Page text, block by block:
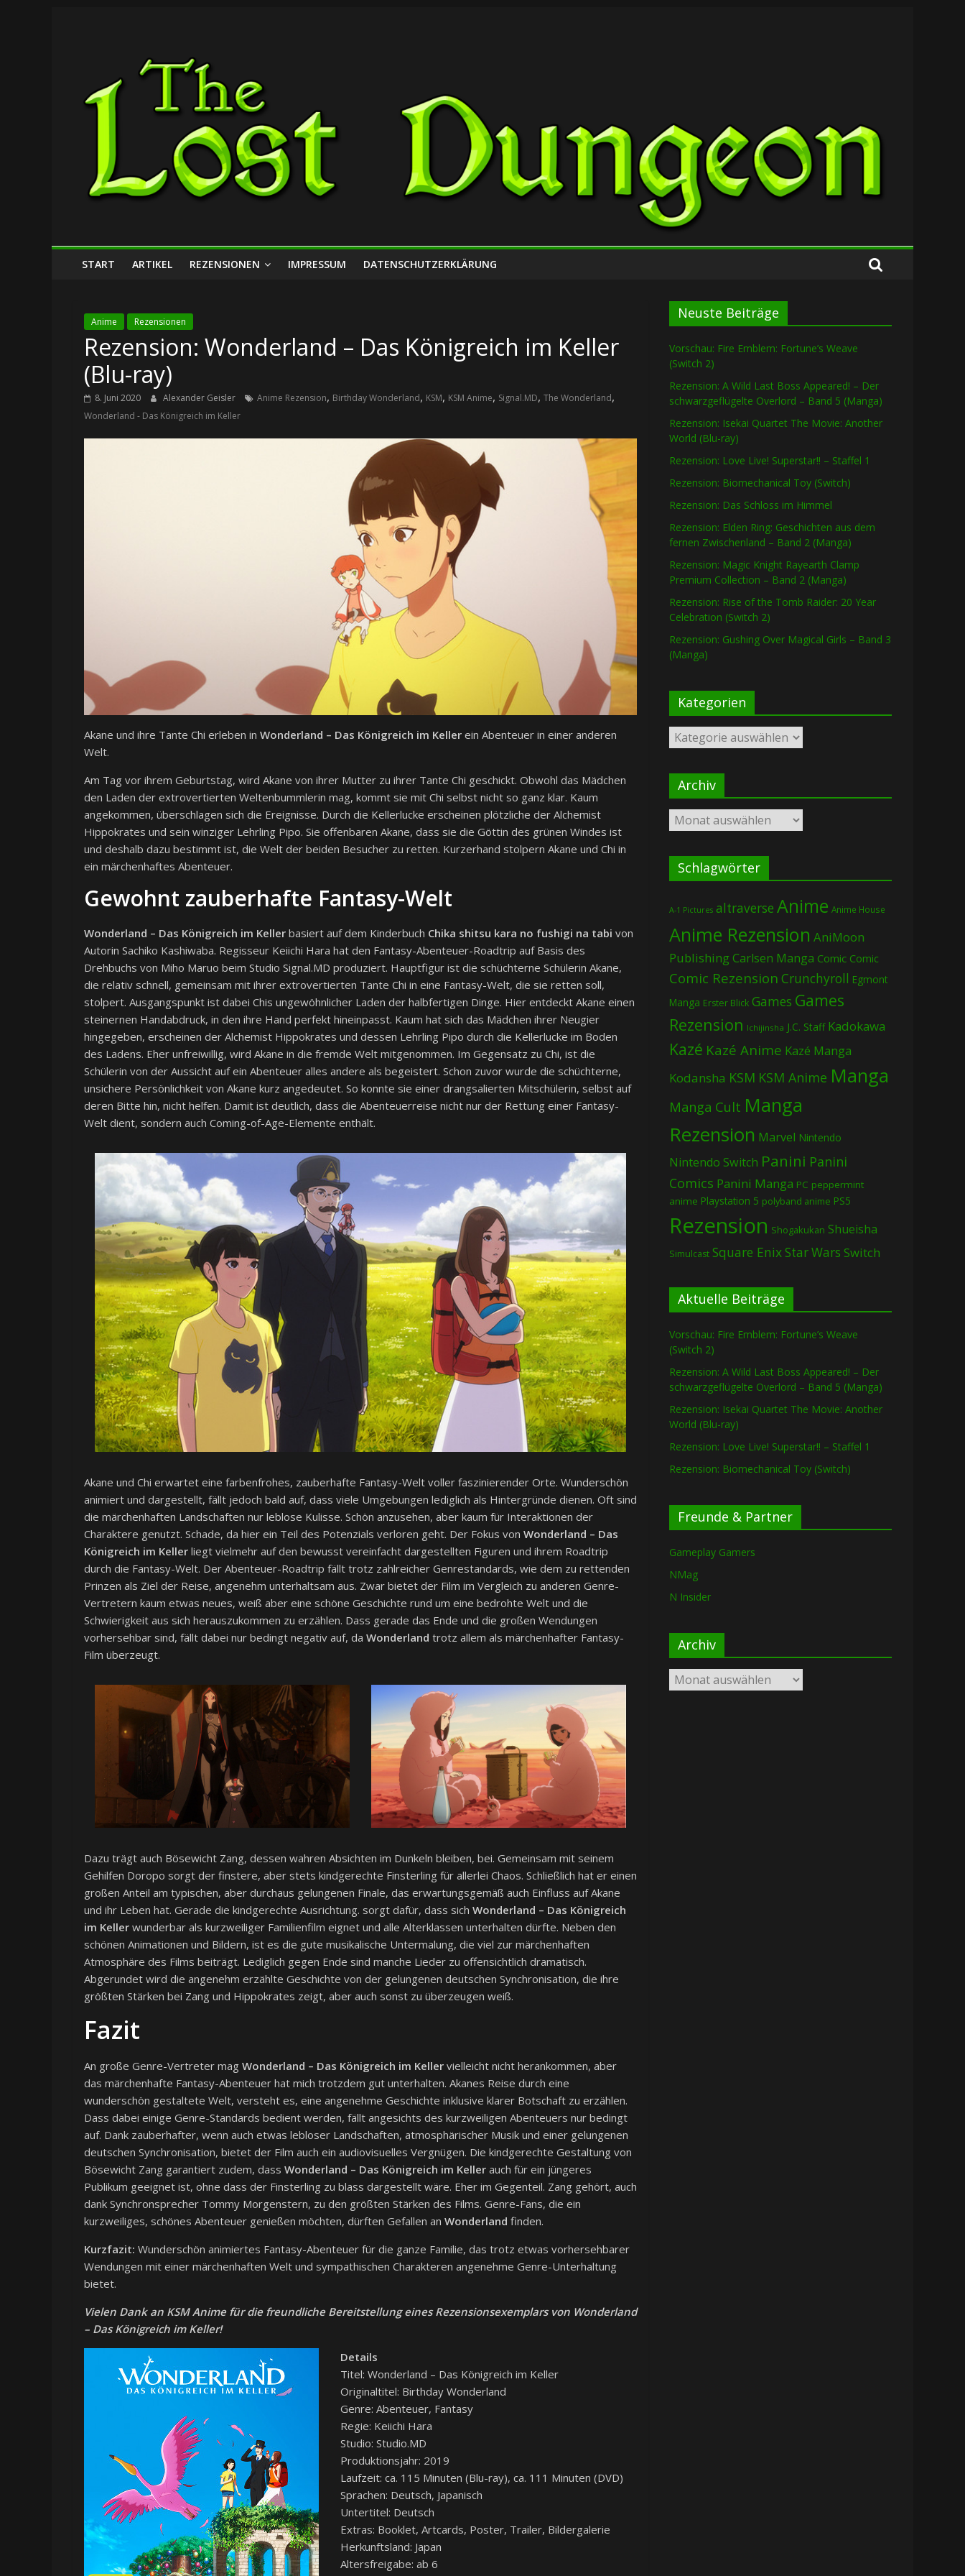
Lost
Dungeon
START ARTIKEL REZENSIONEN IMPRESSUM DATENSCHUTZERKLÄRUNG
Anime Rezensionen
Rezension: Wonderland – Das Königreich im Keller
(Blu-ray)
8. Juni 2020 Alexander Geisler Anime Rezension, Birthday Wonderland, KSM, KSM Anime, Signal.MD, The Wonderland,
Wonderland - Das Königreich im Keller
Akane und ihre Tante Chi erleben in Wonderland – Das Königreich im Keller ein Abenteuer in einer anderen
Welt.
Am Tag vor ihrem Geburtstag, wird Akane von ihrer Mutter zu ihrer Tante Chi geschickt. Obwohl das Mädchen
den Laden der extrovertierten Weltenbummlerin mag, kommt sie mit Chi selbst nicht so ganz klar. Kaum
angekommen, überschlagen sich die Ereignisse. Durch die Kellerlucke erscheinen plötzliche der Alchemist
Hippokrates und sein winziger Lehrling Pipo. Sie offenbaren Akane, dass sie die Göttin des grünen Windes ist
und deshalb dazu bestimmt ist, die Welt der beiden Besucher zu retten. Kurzerhand stolpern Akane und Chi in
ein märchenhaftes Abenteuer.
Gewohnt zauberhafte Fantasy-Welt
Wonderland – Das Königreich im Keller basiert auf dem Kinderbuch Chika shitsu kara no fushigi na tabi von
Autorin Sachiko Kashiwaba. Regisseur Keiichi Hara hat den Fantasy-Abenteuer-Roadtrip auf Basis des
Drehbuchs von Miho Maruo beim Studio Signal.MD produziert. Hauptfigur ist die schüchterne Schülerin Akane,
die relativ schnell, gemeinsam mit ihrer extrovertierten Tante Chi in eine Fantasy-Welt, die sie retten soll,
stolpert. Ausgangspunkt ist dabei Chis ungewöhnlicher Laden der halbfertigen Dinge. Hier entdeckt Akane einen
steinernen Handabdruck, in den ihre Hand perfekt hineinpasst. Kaum hat sich das Mädchen ihrer Neugier
hingegeben, erscheinen der Alchemist Hippokrates und dessen Lehrling Pipo durch die Kellerlucke im Boden
des Ladens. Eher unfreiwillig, wird Akane in die fremde Welt mitgenommen. Im Gegensatz zu Chi, ist die
Schülerin von der Aussicht auf ein Abenteuer alles andere als begeistert. Schon zuvor wurde die schüchterne,
unsichere Persönlichkeit von Akane kurz angedeutet. So konnte sie einer drangsalierten Mitschülerin, selbst auf
deren Bitte hin, nicht helfen. Damit ist deutlich, dass die Abenteuerreise nicht nur der Rettung einer Fantasy-
Welt dient, sondern auch Coming-of-Age-Elemente enthält.
Akane und Chi erwartet eine farbenfrohes, zauberhafte Fantasy-Welt voller faszinierender Orte. Wunderschön
animiert und dargestellt, fällt jedoch bald auf, dass viele Umgebungen lediglich als Hintergründe dienen. Oft sind
die märchenhaften Landschaften nur leblose Kulisse. Schön anzusehen, aber kaum für Interaktionen der
Charaktere genutzt. Schade, da hier ein Teil des Potenzials verloren geht. Der Fokus von Wonderland – Das
Königreich im Keller liegt vielmehr auf den bewusst vereinfacht dargestellten Figuren und ihrem Roadtrip
durch die Fantasy-Welt. Der Abenteuer-Roadtrip fällt trotz zahlreicher Genrestandards, wie dem zu rettenden
Prinzen als Ziel der Reise, angenehm unterhaltsam aus. Zwar bietet der Film im Vergleich zu anderen Genre-
Vertretern kaum etwas neues, weiß aber eine schöne Geschichte rund um eine bedrohte Welt und die
Schwierigkeit aus sich herauszukommen zu erzählen. Dass gerade das Ende und die großen Wendungen
vorhersehbar sind, fällt dabei nur bedingt negativ auf, da Wonderland trotz allem als märchenhafter Fantasy-
Film überzeugt.
Dazu trägt auch Bösewicht Zang, dessen wahren Absichten im Dunkeln bleiben, bei. Gemeinsam mit seinem
Gehilfen Doropo sorgt der finstere, aber stets kindgerechte Finsterling für allerlei Chaos. Schließlich hat er einen
großen Anteil am typischen, aber durchaus gelungenen Finale, das erwartungsgemäß auch Einfluss auf Akane
und ihr Leben hat. Gerade die kindgerechte Ausrichtung. sorgt dafür, dass sich Wonderland – Das Königreich
im Keller wunderbar als kurzweiliger Familienfilm eignet und alle Alterklassen unterhalten dürfte. Neben den
schönen Animationen und Bildern, ist es die gute musikalische Untermalung, die viel zur märchenhaften
Atmosphäre des Films beiträgt. Lediglich gegen Ende sind manche Lieder zu offensichtlich dramatisch.
Abgerundet wird die angenehm erzählte Geschichte von der gelungenen deutschen Synchronisation, die ihre
größten Stärken bei Zang und Hippokrates zeigt, aber auch sonst zu überzeugen weiß.
Fazit
An große Genre-Vertreter mag Wonderland – Das Königreich im Keller vielleicht nicht herankommen, aber
das märchenhafte Fantasy-Abenteuer hat mich trotzdem gut unterhalten. Akanes Reise durch eine
wunderschön gestaltete Welt, versteht es, eine angenehme Geschichte inklusive klarer Botschaft zu erzählen.
Dass dabei einige Genre-Standards bedient werden, fällt angesichts des kurzweiligen Abenteuers nur bedingt
auf. Dank zauberhafter, wenn auch etwas lebloser Landschaften, atmosphärischer Musik und einer gelungenen
deutschen Synchronisation, bietet der Film auch ein audiovisuelles Vergnügen. Die kindgerechte Gestaltung von
Bösewicht Zang garantiert zudem, dass Wonderland – Das Königreich im Keller auch für ein jüngeres
Publikum geeignet ist, ohne dass der Finsterling zu blass dargestellt wäre. Eher im Gegenteil. Zang gehört, auch
dank Synchronsprecher Tommy Morgenstern, zu den größten Stärken des Films. Genre-Fans, die ein
kurzweiliges, schönes Abenteuer genießen möchten, dürften Gefallen an Wonderland finden.
Kurzfazit: Wunderschön animiertes Fantasy-Abenteuer für die ganze Familie, das trotz etwas vorhersehbarer
Wendungen mit einer märchenhaften Welt und sympathischen Charakteren angenehme Genre-Unterhaltung
bietet.
Vielen Dank an KSM Anime für die freundliche Bereitstellung eines Rezensionsexemplars von Wonderland
– Das Königreich im Keller!
Details
Titel: Wonderland – Das Königreich im Keller
Originaltitel: Birthday Wonderland
Genre: Abenteuer, Fantasy
Regie: Keiichi Hara
Studio: Studio.MD
Produktionsjahr: 2019
Laufzeit: ca. 115 Minuten (Blu-ray), ca. 111 Minuten (DVD)
Sprachen: Deutsch, Japanisch
Untertitel: Deutsch
Extras: Booklet, Artcards, Poster, Trailer, Bildergalerie
Herkunftsland: Japan
Altersfreigabe: ab 6
Neuste Beiträge
Vorschau: Fire Emblem: Fortune’s Weave
(Switch 2)
Rezension: A Wild Last Boss Appeared! – Der
schwarzgeflügelte Overlord – Band 5 (Manga)
Rezension: Isekai Quartet The Movie: Another
World (Blu-ray)
Rezension: Love Live! Superstar!! – Staffel 1
Rezension: Biomechanical Toy (Switch)
Rezension: Das Schloss im Himmel
Rezension: Elden Ring: Geschichten aus dem
fernen Zwischenland – Band 2 (Manga)
Rezension: Magic Knight Rayearth Clamp
Premium Collection – Band 2 (Manga)
Rezension: Rise of the Tomb Raider: 20 Year
Celebration (Switch 2)
Rezension: Gushing Over Magical Girls – Band 3
(Manga)
Kategorien
Kategorien
Archiv
Archiv
Schlagwörter
A-1 Pictures altraverse Anime Anime House
Anime Rezension AniMoon
PublishingCarlsen Manga Comic Comic
Comic Rezension Crunchyroll Egmont
Manga Erster Blick Games Games
Rezension Ichijinsha J.C. Staff Kadokawa
Kazé Kazé Anime Kazé Manga
Kodansha KSM KSM Anime Manga
Manga Cult Manga
Rezension Marvel Nintendo
Nintendo Switch Panini Panini
Comics Panini Manga PC peppermint
anime Playstation 5 polyband anime PS5
Rezension Shogakukan Shueisha
Simulcast Square EnixStar Wars Switch
Aktuelle Beiträge
Vorschau: Fire Emblem: Fortune’s Weave
(Switch 2)
Rezension: A Wild Last Boss Appeared! – Der
schwarzgeflügelte Overlord – Band 5 (Manga)
Rezension: Isekai Quartet The Movie: Another
World (Blu-ray)
Rezension: Love Live! Superstar!! – Staffel 1
Rezension: Biomechanical Toy (Switch)
Freunde & Partner
Gameplay Gamers
NMag
N Insider
Archiv
Archiv